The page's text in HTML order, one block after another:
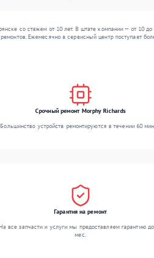
со стажем от 10 лет. В штате компании — от 10
Ежемесячно в сервисный центр поступает
Срочный ремонт Morphy Richards
Большинство устройств ремонтируются в течении 60
Гарантия на ремонт
все запчасти и услуги мы предоставляем гарантию
мес.